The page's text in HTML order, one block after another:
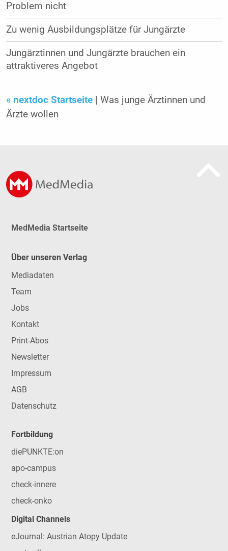
Problem nicht
Zu wenig Ausbildungsplätze für Jungärzte
Jungärztinnen und Jungärzte brauchen ein
attraktiveres Angebot
« nextdoc Startseite
| Was junge Ärztinnen und
Ärzte wollen
MedMedia Startseite
Über unseren Verlag
Mediadaten
Team
Jobs
Kontakt
Print-Abos
Newsletter
Impressum
AGB
Datenschutz
Fortbildung
diePUNKTE:on
apo-campus
check-innere
check-onko
Digital Channels
eJournal: Austrian Atopy Update